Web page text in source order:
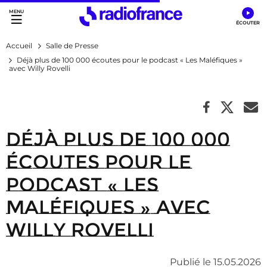
Accès direct :
Menu principal
Contenu
Accueil
Salle de Presse
Déjà plus de 100 000 écoutes pour le podcast « Les Maléfiques »
avec Willy Rovelli
Déjà plus de 100 000
écoutes pour le
podcast « Les
Maléfiques » avec
Willy Rovelli
Publié le 15.05.2026